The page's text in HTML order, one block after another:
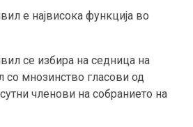
е највисока функција во
се избира на седница на
со мнозинство гласови од
членови на собранието на